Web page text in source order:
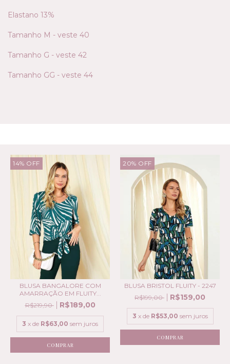
Elastano 13%
Tamanho M - veste 40
Tamanho G - veste 42
Tamanho GG - veste 44
14% OFF
BLUSA BANGALORE COM
AMARRAÇÃO EM FLUITY...
R$219,90
R$189,00
3 x de R$63,00 sem juros
COMPRAR
20% OFF
BLUSA BRISTOL FLUITY - 2247
R$199,00
R$159,00
3 x de R$53,00 sem juros
COMPRAR